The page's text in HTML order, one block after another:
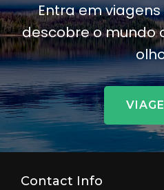
Entra em
descobre o mundo
Contact Info